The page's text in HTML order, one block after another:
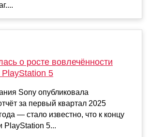
о росте вовлечённости
5
Sony опубликовала
за первый квартал 2025
— стало известно, что к концу
PlayStation 5...